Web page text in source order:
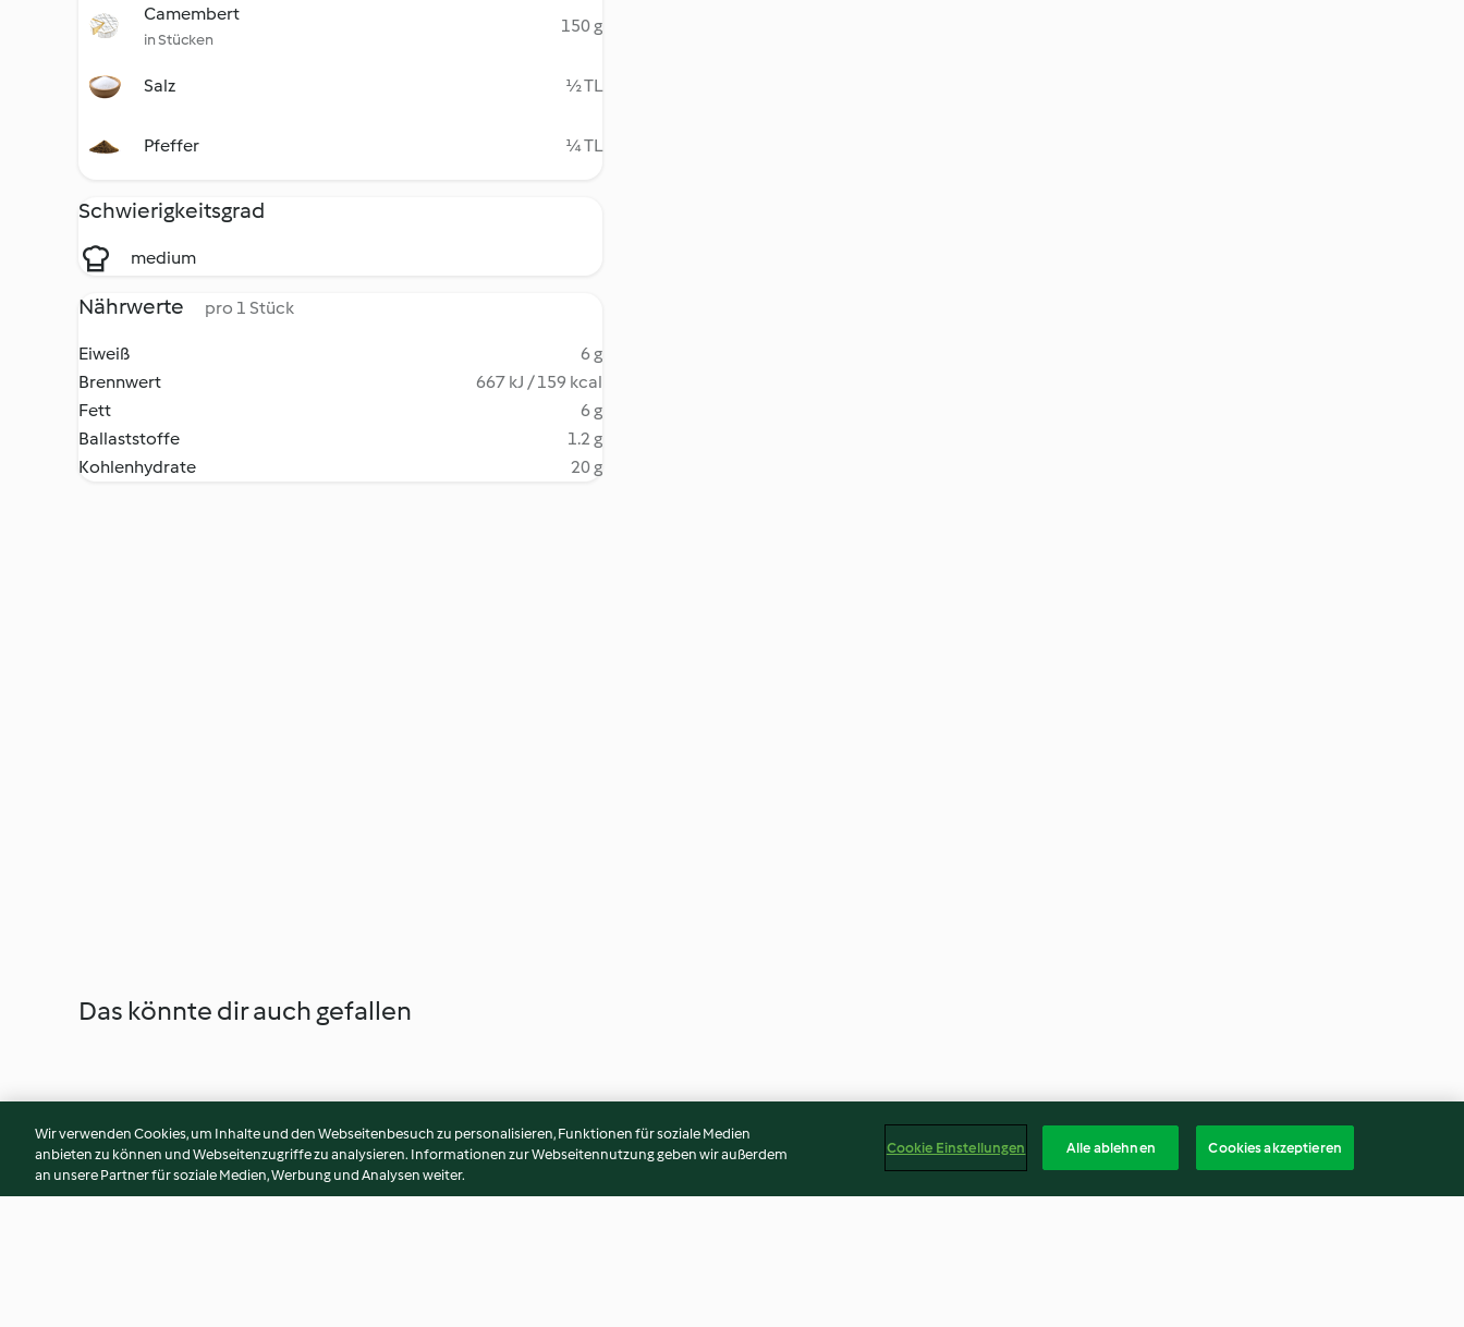
Camembert
in Stücken
150 g
Salz ½ TL
Pfeffer ¼ TL
Schwierigkeitsgrad
medium
Nährwerte pro 1 Stück
Eiweiß
6 g
Brennwert
667 kJ / 159 kcal
Fett
6 g
Ballaststoffe
1.2 g
Kohlenhydrate
20 g
Das könnte dir auch gefallen
Wir verwenden Cookies, um Inhalte und den Webseitenbesuch zu personalisieren, Funktionen für soziale Medien
anbieten zu können und Webseitenzugriffe zu analysieren. Informationen zur Webseitennutzung geben wir außerdem
an unsere Partner für soziale Medien, Werbung und Analysen weiter.
Cookie Einstellungen Alle ablehnen Cookies akzeptieren